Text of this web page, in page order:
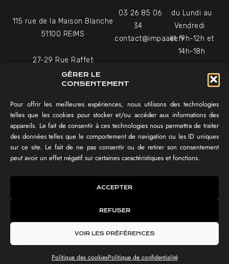
GÉRER LE
CONSENTEMENT
Pour offrir les meilleures expériences, nous utilisons des technologies
telles que les cookies pour stocker et/ou accéder aux informations des
appareils. Le fait de consentir à ces technologies nous permettra de traiter
des données telles que le comportement de navigation ou les ID uniques
sur ce site. Le fait de ne pas consentir ou de retirer son consentement
peut avoir un effet négatif sur certaines caractéristiques et fonctions.
ACCEPTER
REFUSER
VOIR LES PRÉFÉRENCES
Politique des cookiesPolitique de confidentialité
115 rue de la Maison Blanche
51100 REIMS
27-29 Rue Raffet
75016 PARIS
03 26 85 06
34
contact@impaakt.fr
du Lundi au
Vendredi
de 9h-12h et
14h-18h
vous
NAVIGATION
Témoignages vidéo
Équipe
Réalisations
IMPAAKT GROUP®
Lexique du digital